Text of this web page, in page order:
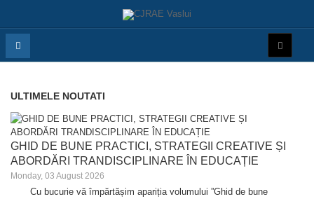
ULTIMELE NOUTATI
GHID DE BUNE PRACTICI, STRATEGII CREATIVE ȘI
ABORDĂRI TRANDISCIPLINARE ÎN EDUCAȚIE
Monday, 03 August 2026
Cu bucurie vă împărtășim apariția volumului ”Ghid de bune